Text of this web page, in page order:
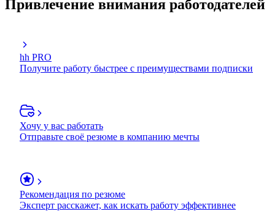
Привлечение внимания работодателей
hh PRO
Получите работу быстрее с преимуществами подписки
Хочу у вас работать
Отправьте своё резюме в компанию мечты
Рекомендация по резюме
Эксперт расскажет, как искать работу эффективнее